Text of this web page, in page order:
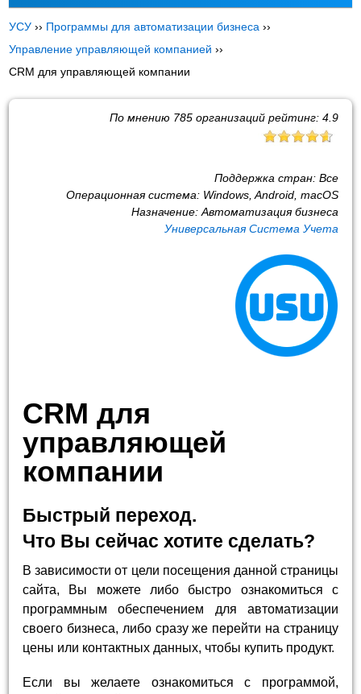
УСУ ›› Программы для автоматизации бизнеса ››
Управление управляющей компанией ››
CRM для управляющей компании
По мнению 785организаций рейтинг: 4.9
Поддержка стран: Все
Операционная система: Windows, Android, macOS
Назначение: Автоматизация бизнеса
Универсальная Система Учета
CRM для
управляющей
компании
Быстрый переход.
Что Вы сейчас хотите сделать?
В зависимости от цели посещения данной страницы
сайта, Вы можете либо быстро ознакомиться с
программным обеспечением для автоматизации
своего бизнеса, либо сразу же перейти на страницу
цены или контактных данных, чтобы купить продукт.
Если вы желаете ознакомиться с программой,